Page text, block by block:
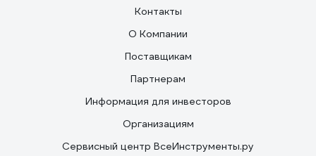
Контакты
О Компании
Поставщикам
Партнерам
Информация для инвесторов
Организациям
Сервисный центр ВсеИнструменты.ру